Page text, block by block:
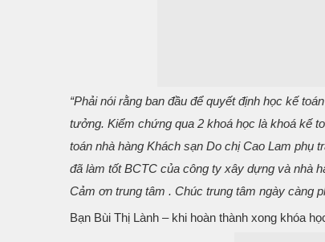
“Phải nói rằng ban đầu để quyết định học kế
tưởng. Kiểm chứng qua 2 khoá học là khoá kế
toán nhà hàng Khách sạn Do chị Cao Lam phụ
đã làm tốt BCTC của công ty xây dựng và nhà
Cảm ơn trung tâm . Chúc trung tâm ngày càng
Bạn Bùi Thị Lành – khi hoàn thành xong khóa